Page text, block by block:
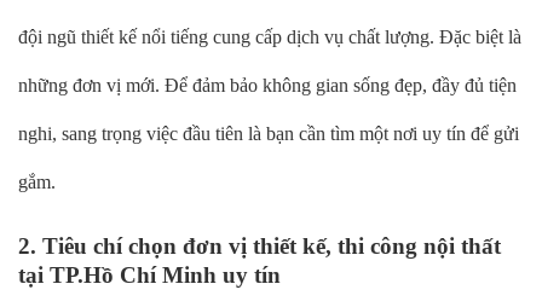
đội ngũ thiết kế nổi tiếng cung cấp dịch vụ chất lượng. Đặc biệt là
những đơn vị mới. Để đảm bảo không gian sống đẹp, đầy đủ tiện
nghi, sang trọng việc đầu tiên là bạn cần tìm một nơi uy tín để gửi
gắm.
2. Tiêu chí chọn đơn vị thiết kế, thi công nội thất
tại TP.Hồ Chí Minh uy tín